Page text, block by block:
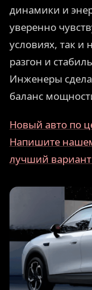
динамики и
уверенно
условиях, так и
разгон и
Инженеры
баланс
Новый авто по
Напишите
лучший